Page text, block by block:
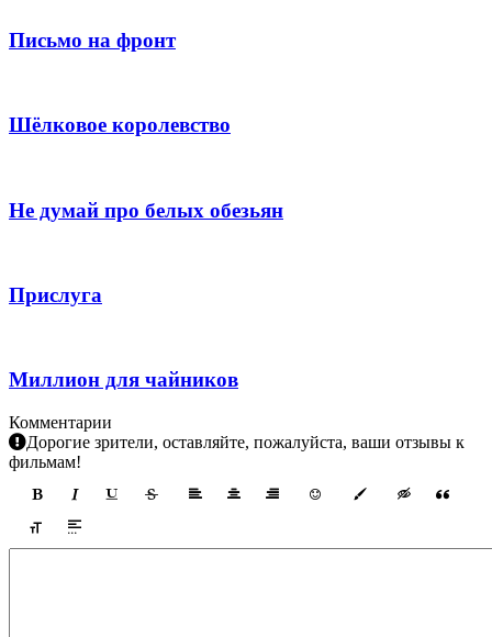
Письмо на фронт
Шёлковое королевство
Не думай про белых обезьян
Прислуга
Миллион для чайников
Комментарии
Дорогие зрители, оставляйте, пожалуйста, ваши отзывы к
фильмам!